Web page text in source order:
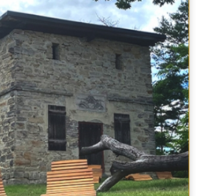
WELLNESS